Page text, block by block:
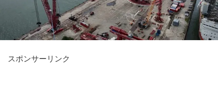
スポンサーリンク